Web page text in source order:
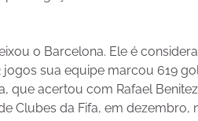
o Barcelona. Ele é
sua equipe marcou 619
que acertou com Rafael
Clubes da Fifa, em dezembro,